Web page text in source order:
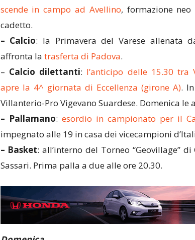
scende in campo ad Avellino, formazione
cadetto.
– Calcio: la Primavera del Varese allenata
affronta la trasferta di Padova.
– Calcio dilettanti: l’anticipo delle 15.30 tra
apre la 4^ giornata di Eccellenza (girone A).
Villanterio-Pro Vigevano Suardese. Domenica le
– Pallamano: esordio in campionato per il
impegnato alle 19 in casa dei vicecampioni
– Basket: all’interno del Torneo “Geovillage”
Sassari. Prima palla a due alle ore 20.30.